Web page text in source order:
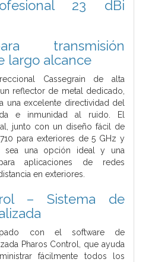
23 dBi
transmisión
largo alcance
Cassegrain de alta
reflector de metal dedicado,
una excelente directividad del
e inmunidad al ruido. El
junto con un diseño fácil de
para exteriores de 5 GHz y
una opción ideal y una
aplicaciones de redes
en exteriores.
– Sistema de
con el software de
Pharos Control, que ayuda
fácilmente todos los